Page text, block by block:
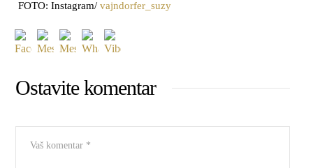
FOTO: Instagram/ vajndorfer_suzy
Ostavite komentar